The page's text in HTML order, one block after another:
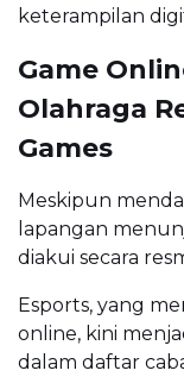
keterampilan
Game
Olahraga
Games
Meskipun
lapangan
diakui secara
Esports, yang
online, kini
dalam daftar